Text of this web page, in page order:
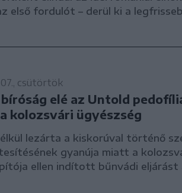
első fordulót – derül ki a
07., csütörtök
elé az Untold
kolozsvári ügyészség
lezárta a kiskorúval történő
gyanúja miatt a
ellen indított bűnvádi eljárást